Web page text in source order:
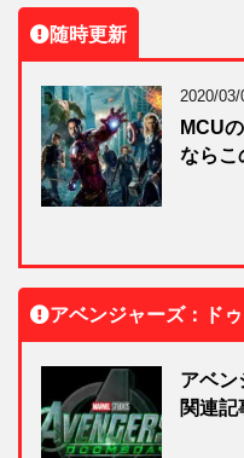
随時更新
2020/03/
MCU
ならこ
アベンジャーズ：ドゥ
アベン
関連記